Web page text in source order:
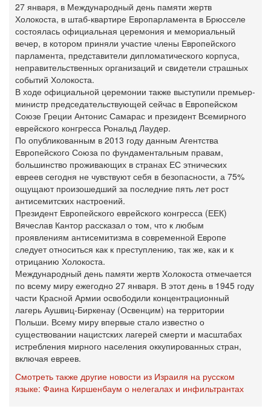
27 января, в Международный день памяти жертв
Холокоста, в штаб-квартире Европарламента в Брюсселе
состоялась официальная церемония и мемориальный
вечер, в котором приняли участие члены Европейского
парламента, представители дипломатического корпуса,
неправительственных организаций и свидетели страшных
событий Холокоста.
В ходе официальной церемонии также выступили премьер-
министр председательствующей сейчас в Европейском
Союзе Греции Антонис Самарас и президент Всемирного
еврейского конгресса Рональд Лаудер.
По опубликованным в 2013 году данным Агентства
Европейского Союза по фундаментальным правам,
большинство проживающих в странах ЕС этнических
евреев сегодня не чувствуют себя в безопасности, а 75%
ощущают произошедший за последние пять лет рост
антисемитских настроений.
Президент Европейского еврейского конгресса (ЕЕК)
Вячеслав Кантор рассказал о том, что к любым
проявлениям антисемитизма в современной Европе
следует относиться как к преступлению, так же, как и к
отрицанию Холокоста.
Международный день памяти жертв Холокоста отмечается
по всему миру ежегодно 27 января. В этот день в 1945 году
части Красной Армии освободили концентрационный
лагерь Аушвиц-Биркенау (Освенцим) на территории
Польши. Всему миру впервые стало известно о
существовании нацистских лагерей смерти и масштабах
истребления мирного населения оккупированных стран,
включая евреев.
Смотреть также другие новости из Израиля на русском
языке: Фаина Киршенбаум о нелегалах и инфильтрантах